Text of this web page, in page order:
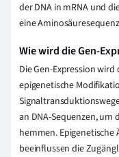
der DNA in mRNA und
eine
Wie wird die Gen-
Die Gen-Expression
epigenetische
an DNA-Sequenzen,
hemmen.
beeinflussen die